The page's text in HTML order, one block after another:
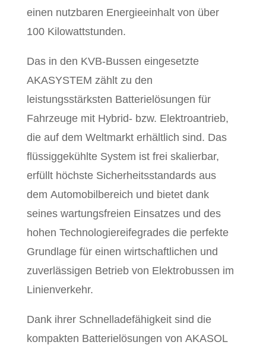
einen nutzbaren Energieeinhalt von über
100 Kilowattstunden.
Das in den KVB-Bussen eingesetzte
AKASYSTEM zählt zu den
leistungsstärksten Batterielösungen für
Fahrzeuge mit Hybrid- bzw. Elektroantrieb,
die auf dem Weltmarkt erhältlich sind. Das
flüssiggekühlte System ist frei skalierbar,
erfüllt höchste Sicherheitsstandards aus
dem Automobilbereich und bietet dank
seines wartungsfreien Einsatzes und des
hohen Technologiereifegrades die perfekte
Grundlage für einen wirtschaftlichen und
zuverlässigen Betrieb von Elektrobussen im
Linienverkehr.
Dank ihrer Schnelladefähigkeit sind die
kompakten Batterielösungen von AKASOL